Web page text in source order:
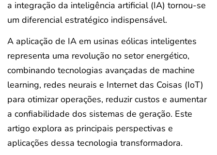
a integração da inteligência artificial (IA) tornou-se
um diferencial estratégico indispensável.
A aplicação de IA em usinas eólicas inteligentes
representa uma revolução no setor energético,
combinando tecnologias avançadas de machine
learning, redes neurais e Internet das Coisas (IoT)
para otimizar operações, reduzir custos e aumentar
a confiabilidade dos sistemas de geração. Este
artigo explora as principais perspectivas e
aplicações dessa tecnologia transformadora.